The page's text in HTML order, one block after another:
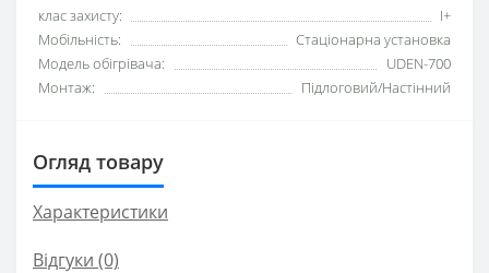
клас захисту:
I+
Мобільність:
Стаціонарна установка
Модель обігрівача:
UDEN-700
Монтаж:
Підлоговий/Настінний
Огляд товару
Характеристики
Відгуки (0)